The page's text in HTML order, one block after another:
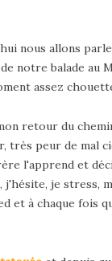
nous allons
notre balade au
assez
retour du
très peur de mal
l'apprend et
j'hésite, je stress,
et à chaque fois